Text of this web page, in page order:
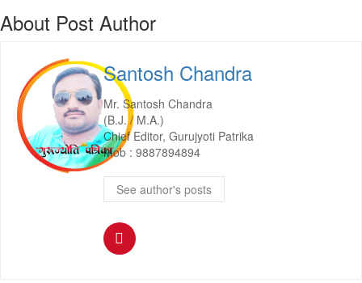
About Post Author
Santosh Chandra
Mr. Santosh Chandra
(B.J. / M.A.)
Chief Editor, Gurujyoti Patrika
Mob : 9887894894
See author's posts